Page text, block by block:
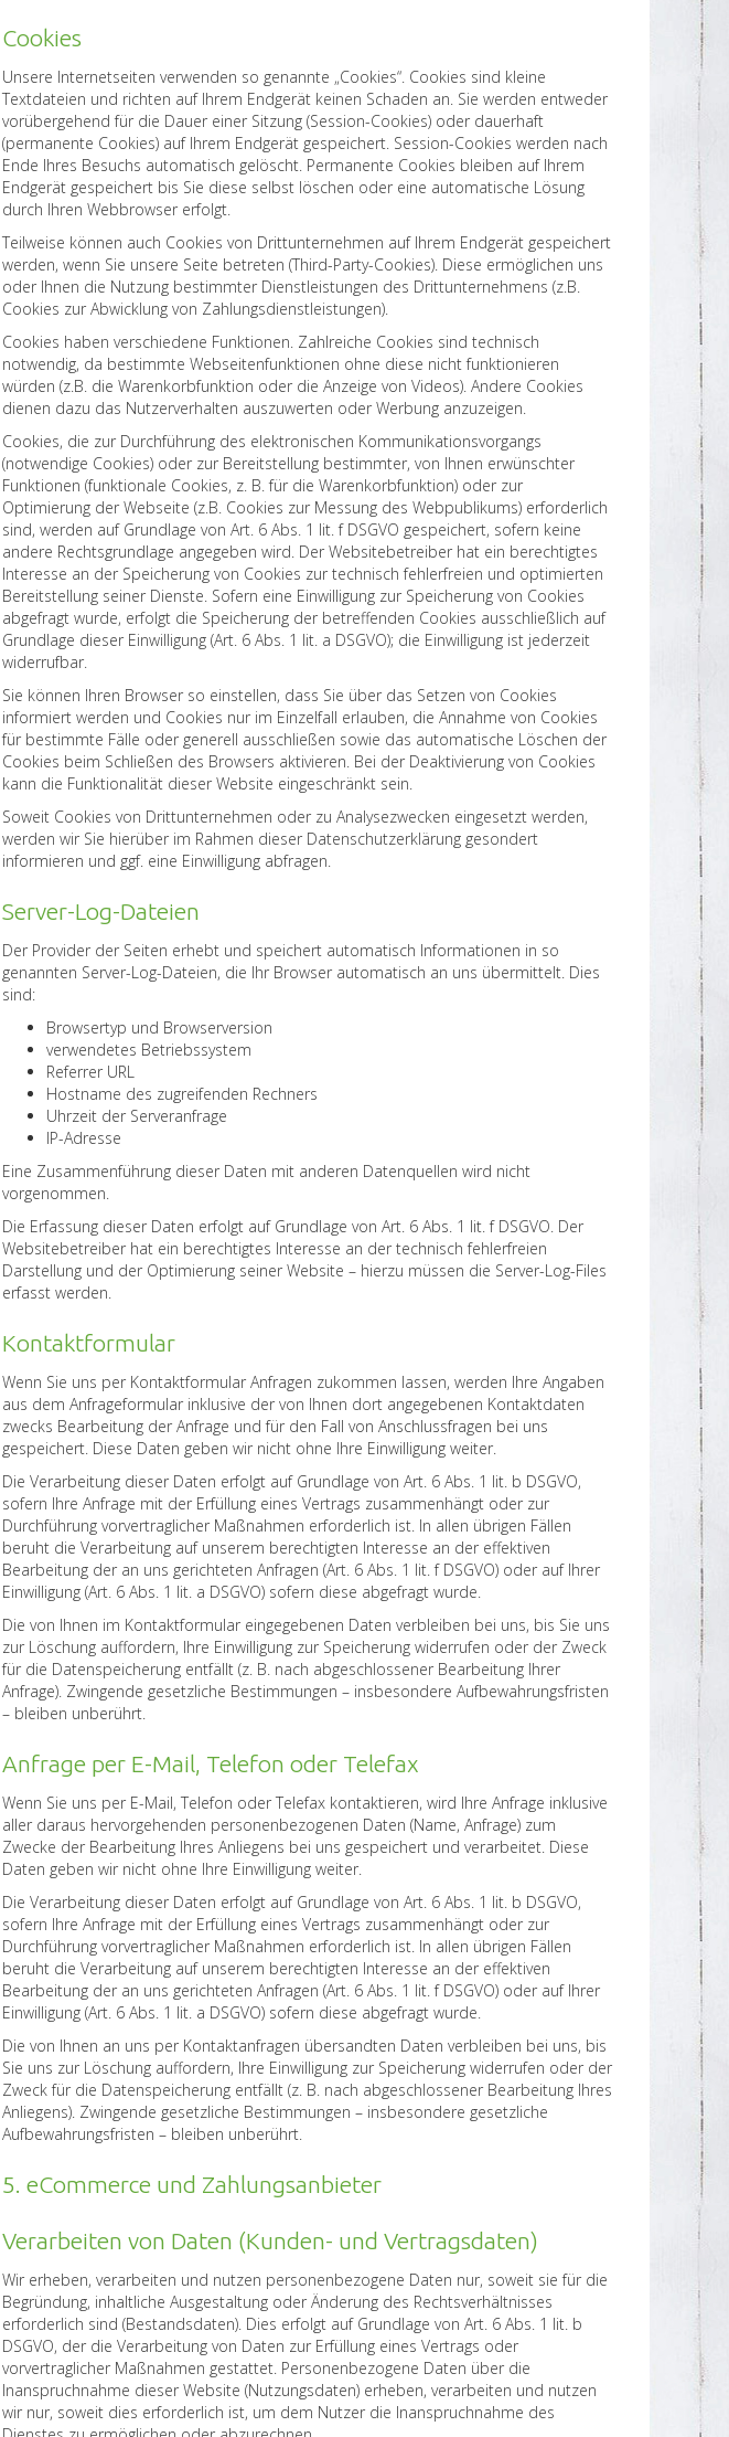
Cookies
Unsere Internetseiten verwenden so genannte „Cookies“. Cookies sind kleine
Textdateien und richten auf Ihrem Endgerät keinen Schaden an. Sie werden entweder
vorübergehend für die Dauer einer Sitzung (Session-Cookies) oder dauerhaft
(permanente Cookies) auf Ihrem Endgerät gespeichert. Session-Cookies werden nach
Ende Ihres Besuchs automatisch gelöscht. Permanente Cookies bleiben auf Ihrem
Endgerät gespeichert bis Sie diese selbst löschen oder eine automatische Lösung
durch Ihren Webbrowser erfolgt.
Teilweise können auch Cookies von Drittunternehmen auf Ihrem Endgerät gespeichert
werden, wenn Sie unsere Seite betreten (Third-Party-Cookies). Diese ermöglichen uns
oder Ihnen die Nutzung bestimmter Dienstleistungen des Drittunternehmens (z.B.
Cookies zur Abwicklung von Zahlungsdienstleistungen).
Cookies haben verschiedene Funktionen. Zahlreiche Cookies sind technisch
notwendig, da bestimmte Webseitenfunktionen ohne diese nicht funktionieren
würden (z.B. die Warenkorbfunktion oder die Anzeige von Videos). Andere Cookies
dienen dazu das Nutzerverhalten auszuwerten oder Werbung anzuzeigen.
Cookies, die zur Durchführung des elektronischen Kommunikationsvorgangs
(notwendige Cookies) oder zur Bereitstellung bestimmter, von Ihnen erwünschter
Funktionen (funktionale Cookies, z. B. für die Warenkorbfunktion) oder zur
Optimierung der Webseite (z.B. Cookies zur Messung des Webpublikums) erforderlich
sind, werden auf Grundlage von Art. 6 Abs. 1 lit. f DSGVO gespeichert, sofern keine
andere Rechtsgrundlage angegeben wird. Der Websitebetreiber hat ein berechtigtes
Interesse an der Speicherung von Cookies zur technisch fehlerfreien und optimierten
Bereitstellung seiner Dienste. Sofern eine Einwilligung zur Speicherung von Cookies
abgefragt wurde, erfolgt die Speicherung der betreffenden Cookies ausschließlich auf
Grundlage dieser Einwilligung (Art. 6 Abs. 1 lit. a DSGVO); die Einwilligung ist jederzeit
widerrufbar.
Sie können Ihren Browser so einstellen, dass Sie über das Setzen von Cookies
informiert werden und Cookies nur im Einzelfall erlauben, die Annahme von Cookies
für bestimmte Fälle oder generell ausschließen sowie das automatische Löschen der
Cookies beim Schließen des Browsers aktivieren. Bei der Deaktivierung von Cookies
kann die Funktionalität dieser Website eingeschränkt sein.
Soweit Cookies von Drittunternehmen oder zu Analysezwecken eingesetzt werden,
werden wir Sie hierüber im Rahmen dieser Datenschutzerklärung gesondert
informieren und ggf. eine Einwilligung abfragen.
Server-Log-Dateien
Der Provider der Seiten erhebt und speichert automatisch Informationen in so
genannten Server-Log-Dateien, die Ihr Browser automatisch an uns übermittelt. Dies
sind:
Browsertyp und Browserversion
verwendetes Betriebssystem
Referrer URL
Hostname des zugreifenden Rechners
Uhrzeit der Serveranfrage
IP-Adresse
Eine Zusammenführung dieser Daten mit anderen Datenquellen wird nicht
vorgenommen.
Die Erfassung dieser Daten erfolgt auf Grundlage von Art. 6 Abs. 1 lit. f DSGVO. Der
Websitebetreiber hat ein berechtigtes Interesse an der technisch fehlerfreien
Darstellung und der Optimierung seiner Website – hierzu müssen die Server-Log-Files
erfasst werden.
Kontaktformular
Wenn Sie uns per Kontaktformular Anfragen zukommen lassen, werden Ihre Angaben
aus dem Anfrageformular inklusive der von Ihnen dort angegebenen Kontaktdaten
zwecks Bearbeitung der Anfrage und für den Fall von Anschlussfragen bei uns
gespeichert. Diese Daten geben wir nicht ohne Ihre Einwilligung weiter.
Die Verarbeitung dieser Daten erfolgt auf Grundlage von Art. 6 Abs. 1 lit. b DSGVO,
sofern Ihre Anfrage mit der Erfüllung eines Vertrags zusammenhängt oder zur
Durchführung vorvertraglicher Maßnahmen erforderlich ist. In allen übrigen Fällen
beruht die Verarbeitung auf unserem berechtigten Interesse an der effektiven
Bearbeitung der an uns gerichteten Anfragen (Art. 6 Abs. 1 lit. f DSGVO) oder auf Ihrer
Einwilligung (Art. 6 Abs. 1 lit. a DSGVO) sofern diese abgefragt wurde.
Die von Ihnen im Kontaktformular eingegebenen Daten verbleiben bei uns, bis Sie uns
zur Löschung auffordern, Ihre Einwilligung zur Speicherung widerrufen oder der Zweck
für die Datenspeicherung entfällt (z. B. nach abgeschlossener Bearbeitung Ihrer
Anfrage). Zwingende gesetzliche Bestimmungen – insbesondere Aufbewahrungsfristen
– bleiben unberührt.
Anfrage per E-Mail, Telefon oder Telefax
Wenn Sie uns per E-Mail, Telefon oder Telefax kontaktieren, wird Ihre Anfrage inklusive
aller daraus hervorgehenden personenbezogenen Daten (Name, Anfrage) zum
Zwecke der Bearbeitung Ihres Anliegens bei uns gespeichert und verarbeitet. Diese
Daten geben wir nicht ohne Ihre Einwilligung weiter.
Die Verarbeitung dieser Daten erfolgt auf Grundlage von Art. 6 Abs. 1 lit. b DSGVO,
sofern Ihre Anfrage mit der Erfüllung eines Vertrags zusammenhängt oder zur
Durchführung vorvertraglicher Maßnahmen erforderlich ist. In allen übrigen Fällen
beruht die Verarbeitung auf unserem berechtigten Interesse an der effektiven
Bearbeitung der an uns gerichteten Anfragen (Art. 6 Abs. 1 lit. f DSGVO) oder auf Ihrer
Einwilligung (Art. 6 Abs. 1 lit. a DSGVO) sofern diese abgefragt wurde.
Die von Ihnen an uns per Kontaktanfragen übersandten Daten verbleiben bei uns, bis
Sie uns zur Löschung auffordern, Ihre Einwilligung zur Speicherung widerrufen oder der
Zweck für die Datenspeicherung entfällt (z. B. nach abgeschlossener Bearbeitung Ihres
Anliegens). Zwingende gesetzliche Bestimmungen – insbesondere gesetzliche
Aufbewahrungsfristen – bleiben unberührt.
5. eCommerce und Zahlungsanbieter
Verarbeiten von Daten (Kunden- und Vertragsdaten)
Wir erheben, verarbeiten und nutzen personenbezogene Daten nur, soweit sie für die
Begründung, inhaltliche Ausgestaltung oder Änderung des Rechtsverhältnisses
erforderlich sind (Bestandsdaten). Dies erfolgt auf Grundlage von Art. 6 Abs. 1 lit. b
DSGVO, der die Verarbeitung von Daten zur Erfüllung eines Vertrags oder
vorvertraglicher Maßnahmen gestattet. Personenbezogene Daten über die
Inanspruchnahme dieser Website (Nutzungsdaten) erheben, verarbeiten und nutzen
wir nur, soweit dies erforderlich ist, um dem Nutzer die Inanspruchnahme des